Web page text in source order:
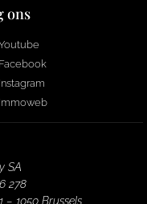
ons
Facebook
Instagram
Immoweb
SA
278
– 1050 Brussels